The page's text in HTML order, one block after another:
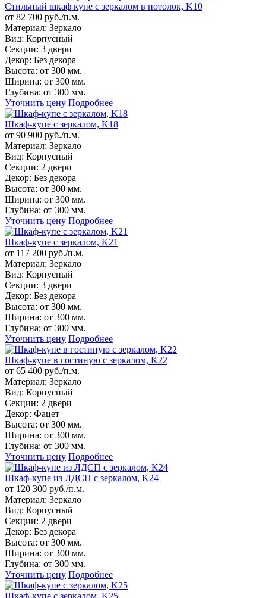
Стильный шкаф купе с зеркалом в потолок, K10
от 82 700 руб./п.м.
Материал: Зеркало
Вид: Корпусный
Секции: 3 двери
Декор: Без декора
Высота: от 300 мм.
Ширина: от 300 мм.
Глубина: от 300 мм.
Уточнить цену Подробнее
Шкаф-купе с зеркалом, K18
от 90 900 руб./п.м.
Материал: Зеркало
Вид: Корпусный
Секции: 2 двери
Декор: Без декора
Высота: от 300 мм.
Ширина: от 300 мм.
Глубина: от 300 мм.
Уточнить цену Подробнее
Шкаф-купе с зеркалом, K21
от 117 200 руб./п.м.
Материал: Зеркало
Вид: Корпусный
Секции: 3 двери
Декор: Без декора
Высота: от 300 мм.
Ширина: от 300 мм.
Глубина: от 300 мм.
Уточнить цену Подробнее
Шкаф-купе в гостиную с зеркалом, K22
от 65 400 руб./п.м.
Материал: Зеркало
Вид: Корпусный
Секции: 2 двери
Декор: Фацет
Высота: от 300 мм.
Ширина: от 300 мм.
Глубина: от 300 мм.
Уточнить цену Подробнее
Шкаф-купе из ЛДСП с зеркалом, K24
от 120 300 руб./п.м.
Материал: Зеркало
Вид: Корпусный
Секции: 2 двери
Декор: Без декора
Высота: от 300 мм.
Ширина: от 300 мм.
Глубина: от 300 мм.
Уточнить цену Подробнее
Шкаф-купе с зеркалом, K25